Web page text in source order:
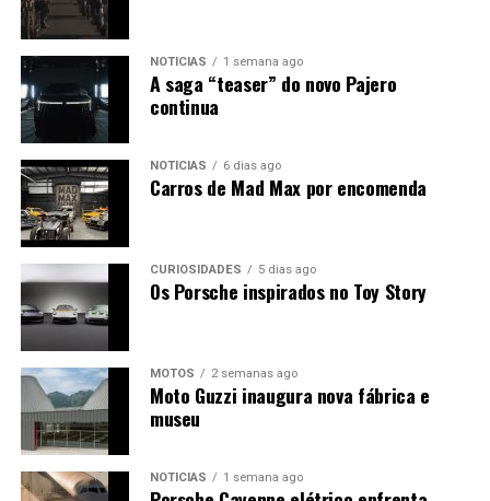
NOTÍCIAS 1 semana ago
A saga “teaser” do novo Pajero
continua
NOTÍCIAS 6 dias ago
Carros de Mad Max por encomenda
CURIOSIDADES 5 dias ago
Os Porsche inspirados no Toy Story
MOTOS 2 semanas ago
Moto Guzzi inaugura nova fábrica e
museu
NOTÍCIAS 1 semana ago